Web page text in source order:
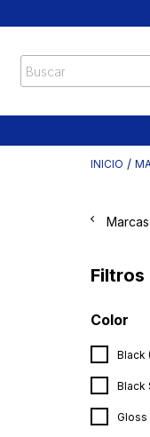
INICIO /
Marcas
Filtros
Color
Black
Black
Gloss